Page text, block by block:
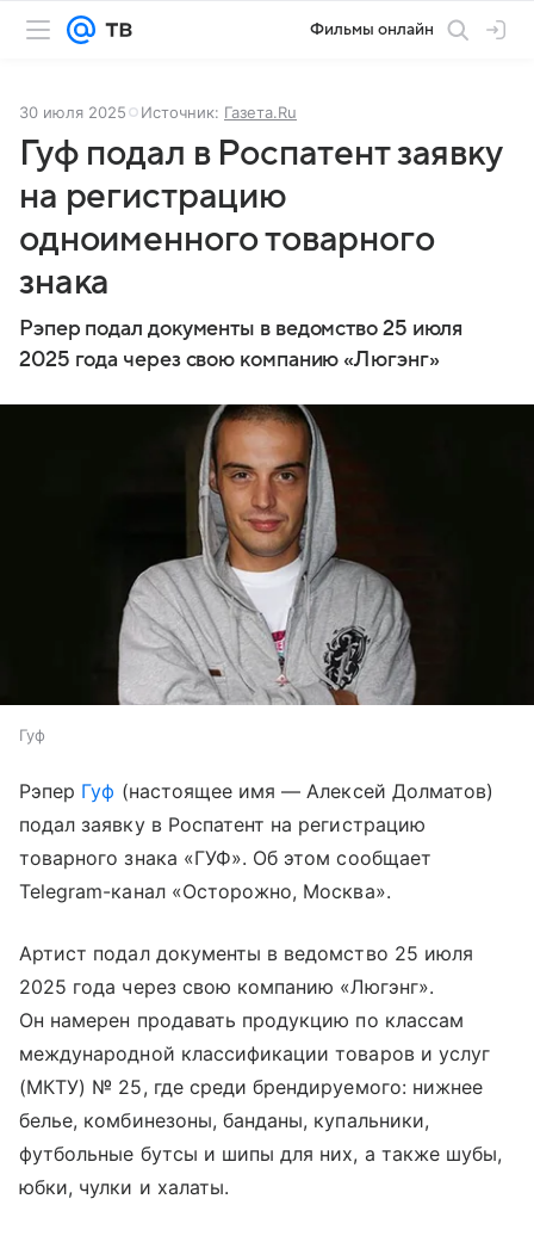
Фильмы онлайн
30 июля 2025 Источник: Газета.Ru
Гуф подал в Роспатент заявку
на регистрацию
одноименного товарного
знака
Рэпер подал документы в ведомство 25 июля
2025 года через свою компанию «Люгэнг»
Гуф
Рэпер Гуф (настоящее имя — Алексей Долматов)
подал заявку в Роспатент на регистрацию
товарного знака «ГУФ». Об этом сообщает
Telegram-канал «Осторожно, Москва».
Артист подал документы в ведомство 25 июля
2025 года через свою компанию «Люгэнг».
Он намерен продавать продукцию по классам
международной классификации товаров и услуг
(МКТУ) № 25, где среди брендируемого: нижнее
белье, комбинезоны, банданы, купальники,
футбольные бутсы и шипы для них, а также шубы,
юбки, чулки и халаты.